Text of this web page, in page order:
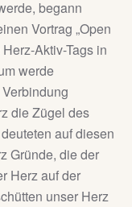
begann
Vortrag „Open
Aktiv-Tags in
werde
die Zügel des
auf diesen
Gründe, die der
Herz auf der
unser Herz